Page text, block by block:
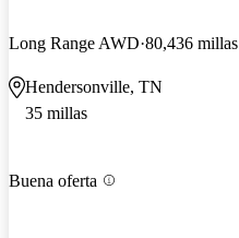
Long Range AWD 80,436 millas
Hendersonville, TN
35 millas
Buena oferta